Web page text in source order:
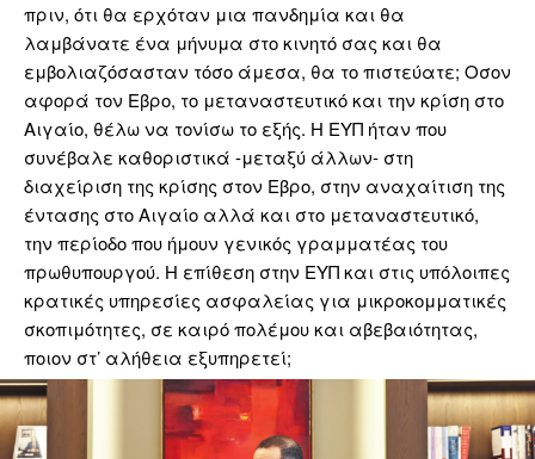
πριν, ότι θα ερχόταν μια πανδημία και θα
λαμβάνατε ένα μήνυμα στο κινητό σας και θα
εμβολιαζόσασταν τόσο άμεσα, θα το πιστεύατε; Οσον
αφορά τον Εβρο, το μεταναστευτικό και την κρίση στο
Αιγαίο, θέλω να τονίσω το εξής. Η ΕΥΠ ήταν που
συνέβαλε καθοριστικά -μεταξύ άλλων- στη
διαχείριση της κρίσης στον Εβρο, στην αναχαίτιση της
έντασης στο Αιγαίο αλλά και στο μεταναστευτικό,
την περίοδο που ήμουν γενικός γραμματέας του
πρωθυπουργού. Η επίθεση στην ΕΥΠ και στις υπόλοιπες
κρατικές υπηρεσίες ασφαλείας για μικροκομματικές
σκοπιμότητες, σε καιρό πολέμου και αβεβαιότητας,
ποιον στ’ αλήθεια εξυπηρετεί;